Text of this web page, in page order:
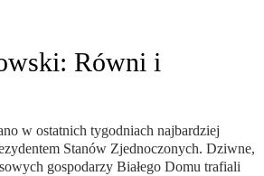
Równi i
w ostatnich tygodniach najbardziej
Stanów Zjednoczonych. Dziwne,
gospodarzy Białego Domu trafiali